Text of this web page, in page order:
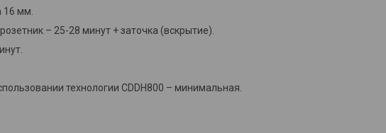
16 мм.
– 25-28 минут + заточка (вскрытие).
технологии CDDH800 – минимальная.